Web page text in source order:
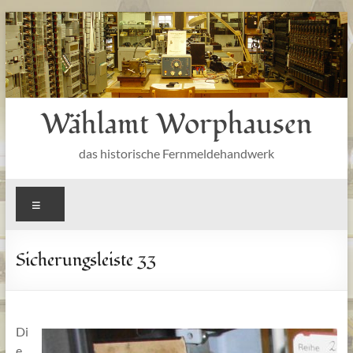
Zum
Inhalt
springen
Wählamt Worphausen
das historische Fernmeldehandwerk
Sicherungsleiste 33
Di
e